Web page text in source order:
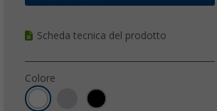
Scheda tecnica del prodotto
Colore